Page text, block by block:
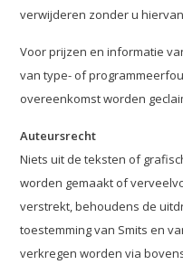
verwijderen zonder u
Voor prijzen en informatie
van type- of
overeenkomst worden
Auteursrecht
Niets uit de teksten of
worden gemaakt of
verstrekt, behoudens de
toestemming van Smits en
verkregen worden via